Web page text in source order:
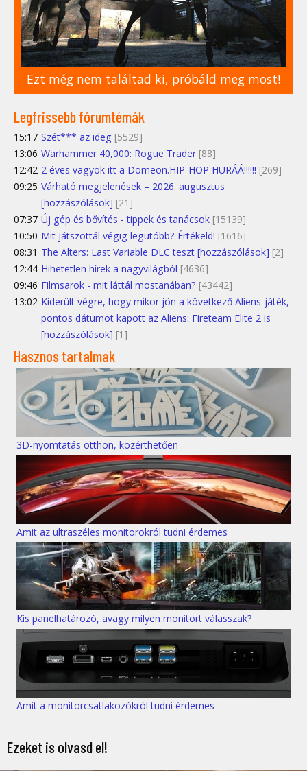
Ezt még nem találtad ki, próbáld meg most!
Legfrissebb fórumtémák
15:17 Szét*** az ideg [5529]
13:06 Warhammer 40,000: Rogue Trader [88]
12:42 2 éves vagyok itt a Domeon.HIP-HOP HURÁÁ!!!!!! [269]
09:25 Várható megjelenések – 2026. augusztus
[hozzászólások] [21]
07:37 Új gép és bővítés - tippek és tanácsok [15139]
10:50 Mit játszottál végig legutóbb? Értékeld! [1616]
08:31 The Alters: Last Variable DLC teszt [hozzászólások] [2]
12:44 Hihetetlen hírek a nagyvilágból [4636]
09:46 Filmsarok - mit láttál mostanában? [43442]
13:02 Kiderült végre, hogy mikor jön a következő Aliens-játék,
pontos dátumot kapott az Aliens: Fireteam Elite 2 is
[hozzászólások] [1]
Hasznos tartalmak
3D-nyomtatás otthon, közérthetően
Amit az ultraszéles monitorokról tudni érdemes
Kis panelhatározó, avagy milyen monitort válasszak?
Amit a monitorcsatlakozókról tudni érdemes
Ezeket is olvasd el!